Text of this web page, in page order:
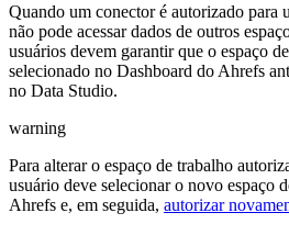
Quando um conector é autorizado para
não pode acessar dados de outros
usuários devem garantir que o espaço
selecionado no Dashboard do Ahrefs
no Data Studio.
warning
Para alterar o espaço de trabalho
usuário deve selecionar o novo espaço
Ahrefs e, em seguida, autorizar